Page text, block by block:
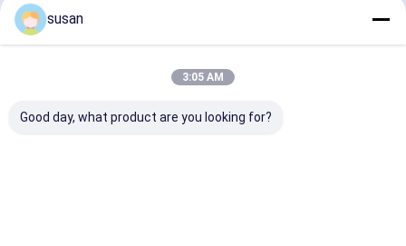
Polecane Produkty
susan
3:05 AM
Good day, what product are you looking for?